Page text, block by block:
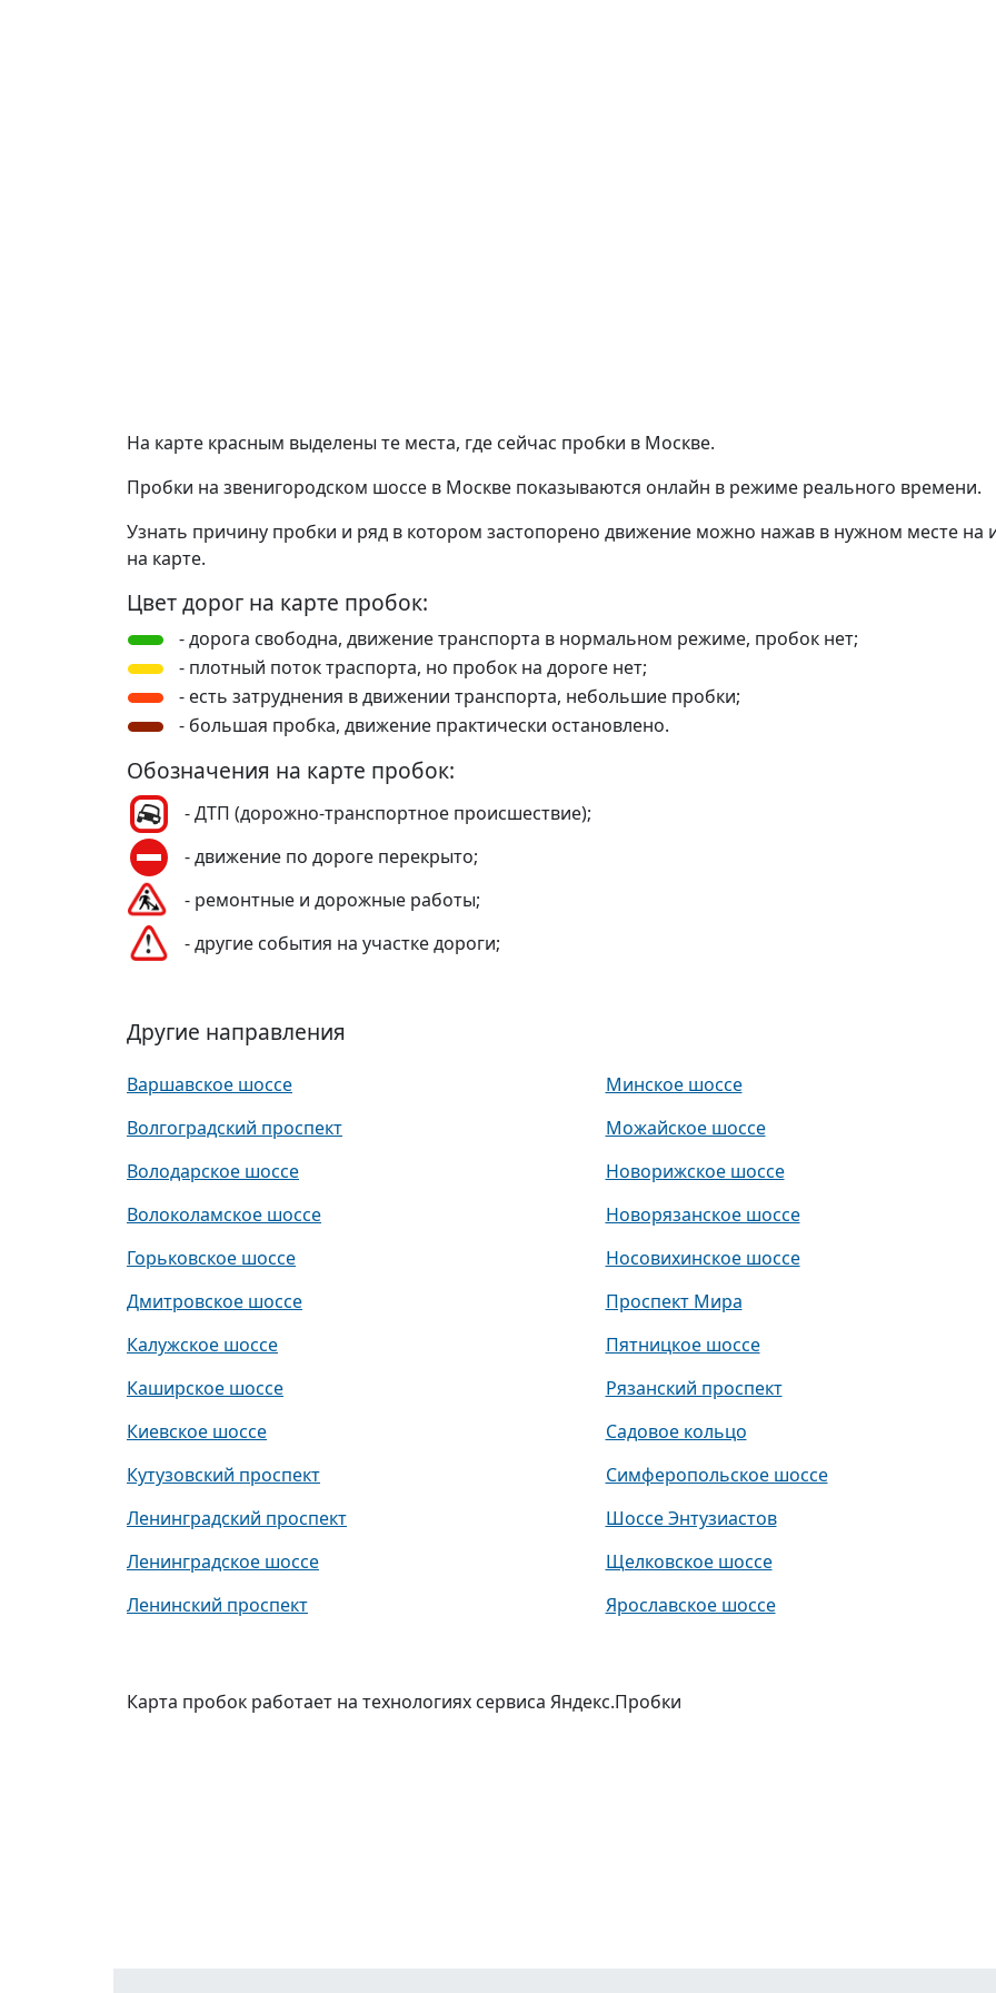
На карте красным выделены те места, где сейчас пробки в Москве.
Пробки на звенигородском шоссе в Москве показываются онлайн в режиме реального времени.
Узнать причину пробки и ряд в котором застопорено движение можно нажав в нужном месте на
на карте.
Цвет дорог на карте пробок:
- дорога свободна, движение транспорта в нормальном режиме, пробок нет;
- плотный поток траспорта, но пробок на дороге нет;
- есть затруднения в движении транспорта, небольшие пробки;
- большая пробка, движение практически остановлено.
Обозначения на карте пробок:
- ДТП (дорожно-транспортное происшествие);
- движение по дороге перекрыто;
- ремонтные и дорожные работы;
- другие события на участке дороги;
Другие направления
Варшавское шоссе
Волгоградский проспект
Володарское шоссе
Волоколамское шоссе
Горьковское шоссе
Дмитровское шоссе
Калужское шоссе
Каширское шоссе
Киевское шоссе
Кутузовский проспект
Ленинградский проспект
Ленинградское шоссе
Ленинский проспект
Минское шоссе
Можайское шоссе
Новорижское шоссе
Новорязанское шоссе
Носовихинское шоссе
Проспект Мира
Пятницкое шоссе
Рязанский проспект
Садовое кольцо
Симферопольское шоссе
Шоссе Энтузиастов
Щелковское шоссе
Ярославское шоссе
Карта пробок работает на технологиях сервиса Яндекс.Пробки